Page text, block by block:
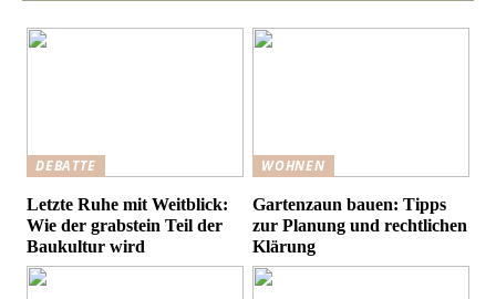
DEBATTE
Letzte Ruhe mit Weitblick:
Wie der grabstein Teil der
Baukultur wird
WOHNEN
Gartenzaun bauen: Tipps
zur Planung und rechtlichen
Klärung